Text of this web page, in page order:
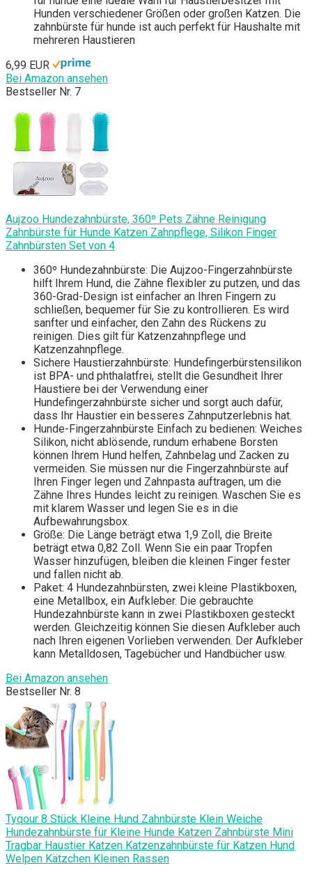
Hunden verschiedener Größen oder großen Katzen. Die
zahnbürste für hunde ist auch perfekt für Haushalte mit
mehreren Haustieren
6,99 EUR
Bei Amazon ansehen
Bestseller Nr. 7
Aujzoo Hundezahnbürste, 360º Pets Zähne Reinigung
Zahnbürste für Hunde Katzen Zahnpflege, Silikon Finger
Zahnbürsten Set von 4
360º Hundezahnbürste: Die Aujzoo-Fingerzahnbürste
hilft Ihrem Hund, die Zähne flexibler zu putzen, und das
360-Grad-Design ist einfacher an Ihren Fingern zu
schließen, bequemer für Sie zu kontrollieren. Es wird
sanfter und einfacher, den Zahn des Rückens zu
reinigen. Dies gilt für Katzenzahnpflege und
Katzenzahnpflege.
Sichere Haustierzahnbürste: Hundefingerbürstensilikon
ist BPA- und phthalatfrei, stellt die Gesundheit Ihrer
Haustiere bei der Verwendung einer
Hundefingerzahnbürste sicher und sorgt auch dafür,
dass Ihr Haustier ein besseres Zahnputzerlebnis hat.
Hunde-Fingerzahnbürste Einfach zu bedienen: Weiches
Silikon, nicht ablösende, rundum erhabene Borsten
können Ihrem Hund helfen, Zahnbelag und Zacken zu
vermeiden. Sie müssen nur die Fingerzahnbürste auf
Ihren Finger legen und Zahnpasta auftragen, um die
Zähne Ihres Hundes leicht zu reinigen. Waschen Sie es
mit klarem Wasser und legen Sie es in die
Aufbewahrungsbox.
Größe: Die Länge beträgt etwa 1,9 Zoll, die Breite
beträgt etwa 0,82 Zoll. Wenn Sie ein paar Tropfen
Wasser hinzufügen, bleiben die kleinen Finger fester
und fallen nicht ab.
Paket: 4 Hundezahnbürsten, zwei kleine Plastikboxen,
eine Metallbox, ein Aufkleber. Die gebrauchte
Hundezahnbürste kann in zwei Plastikboxen gesteckt
werden. Gleichzeitig können Sie diesen Aufkleber auch
nach Ihren eigenen Vorlieben verwenden. Der Aufkleber
kann Metalldosen, Tagebücher und Handbücher usw.
Bei Amazon ansehen
Bestseller Nr. 8
Tyqour 8 Stück Kleine Hund Zahnbürste Klein Weiche
Hundezahnbürste für Kleine Hunde Katzen Zahnbürste Mini
Tragbar Haustier Katzen Katzenzahnbürste für Katzen Hund
Welpen Kätzchen Kleinen Rassen